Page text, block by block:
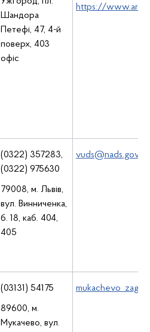
Шандора
Петефі, 47, 4-й
поверх, 403
офіс
https://
(0322) 357283,
(0322) 975630
79008, м. Львів,
вул. Винниченка,
б. 18, каб. 404,
405
vuds@nads.gov.ua
(03131) 54175
89600, м.
Мукачево, вул.